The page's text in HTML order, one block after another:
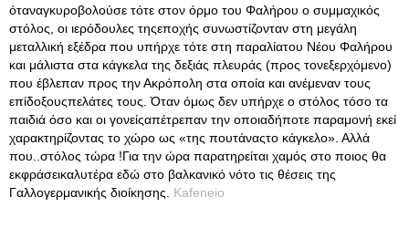
όταναγκυροβολούσε τότε στον όρμο του Φαλήρου ο συμμαχικός
στόλος, οι ιερόδουλες τηςεποχής συνωστίζονταν στη μεγάλη
μεταλλική εξέδρα που υπήρχε τότε στη παραλίατου Νέου Φαλήρου
και μάλιστα στα κάγκελα της δεξιάς πλευράς (προς τονεξερχόμενο)
που έβλεπαν προς την Ακρόπολη στα οποία και ανέμεναν τους
επίδοξουςπελάτες τους. Όταν όμως δεν υπήρχε ο στόλος τόσο τα
παιδιά όσο και οι γονείςαπέτρεπαν την οποιαδήποτε παραμονή εκεί
χαρακτηρίζοντας το χώρο ως «της πουτάναςτο κάγκελο». Αλλά
που..στόλος τώρα !Για την ώρα παρατηρείται χαμός στο ποιος θα
εκφράσεικαλυτέρα εδώ στο βαλκανικό νότο τις θέσεις της
Γαλλογερμανικής διοίκησης. Kafeneio